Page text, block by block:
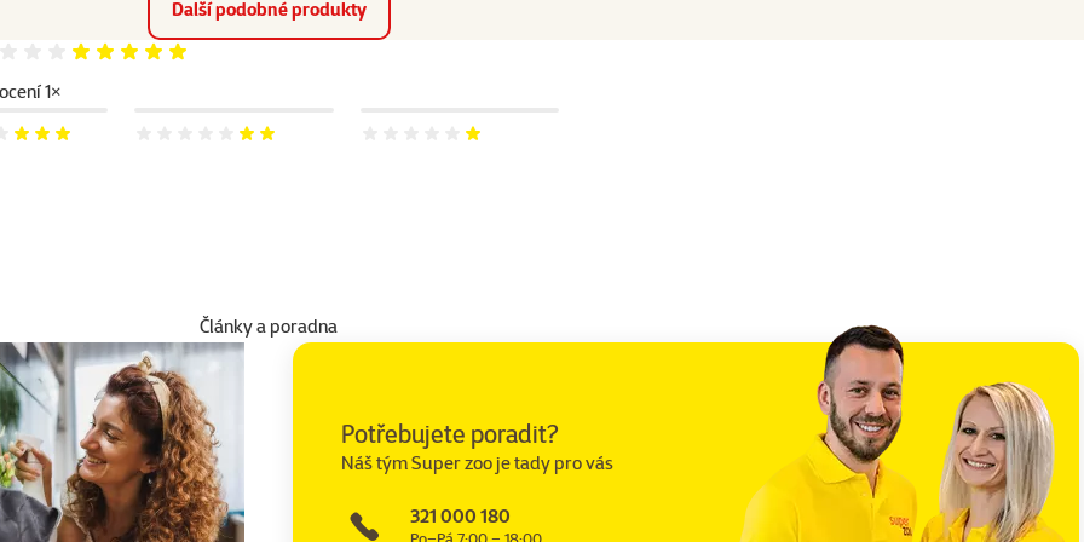
Další podobné produkty
1×
Hodnocení 100%
Hodnocení 40% Hodnocení 20%
Články a poradna
Potřebujete poradit?
Náš tým Super zoo je tady pro vás
321 000 180
Po–Pá 7:00 – 18:00